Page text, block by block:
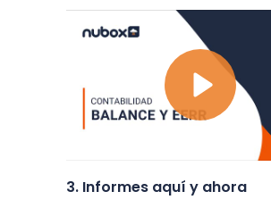
3. Informes aquí y ahora